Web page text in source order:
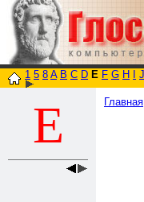
1 5 8 A B C D E F G H J
E Главная